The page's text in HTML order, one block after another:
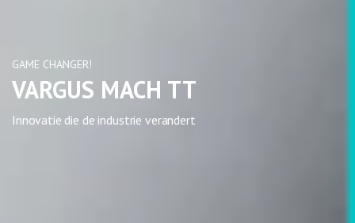
GAME CHANGER!
VARGUS MACH TT
Innovatie die de industrie verandert